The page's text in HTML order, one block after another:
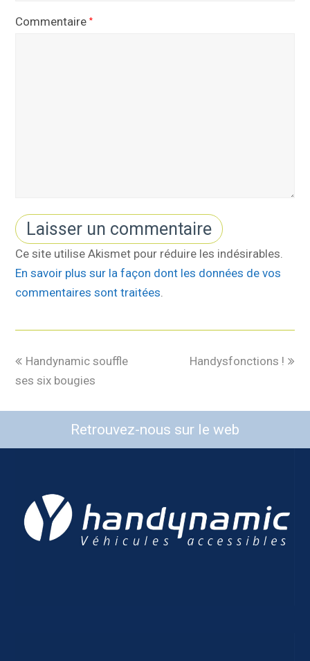
Commentaire*
Ce site utilise Akismet pour réduire les indésirables.
En savoir plus sur la façon dont les données de vos
commentaires sont traitées.
Handynamic souffle
ses six bougies
Handysfonctions !
Retrouvez-nous sur le web